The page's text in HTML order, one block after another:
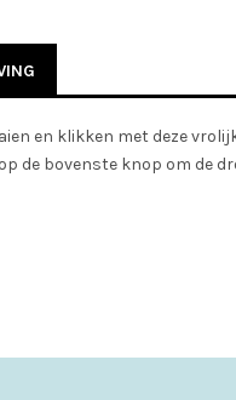
en klikken met deze
de bovenste knop om de